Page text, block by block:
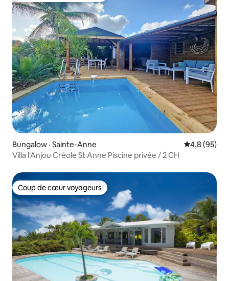
Bungalow · Sainte-Anne Note
4,8 (95)
Villa l'Anjou Créole St Anne Piscine privée / 2 CH
Coup de cœur voyageurs
Coup de cœur voyageurs